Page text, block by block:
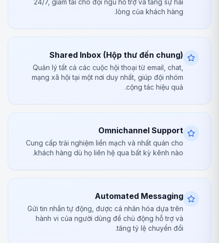
24/7, giảm tải cho đội ngũ hỗ trợ và tăng sự hài
lòng của khách hàng.
Shared Inbox (Hộp thư đến chung)
Quản lý tất cả các cuộc hội thoại từ email, chat,
mạng xã hội tại một nơi duy nhất, giúp đội nhóm
cộng tác hiệu quả.
Omnichannel Support
Cung cấp trải nghiệm liền mạch và nhất quán cho
khách hàng dù họ liên hệ qua bất kỳ kênh nào.
Automated Messaging
Gửi tin nhắn tự động, được cá nhân hóa dựa trên
hành vi của người dùng để chủ động hỗ trợ và
tăng tỷ lệ chuyển đổi.